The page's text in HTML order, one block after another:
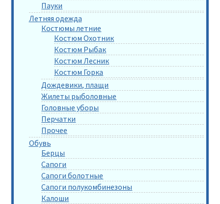
Пауки
Летняя одежда
Костюмы летние
Костюм Охотник
Костюм Рыбак
Костюм Лесник
Костюм Горка
Дождевики, плащи
Жилеты рыболовные
Головные уборы
Перчатки
Прочее
Обувь
Берцы
Сапоги
Сапоги болотные
Сапоги полукомбинезоны
Калоши